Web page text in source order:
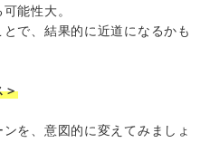
能性大。
で、結果的に近道になるかも
＞
を、意図的に変えてみましょ